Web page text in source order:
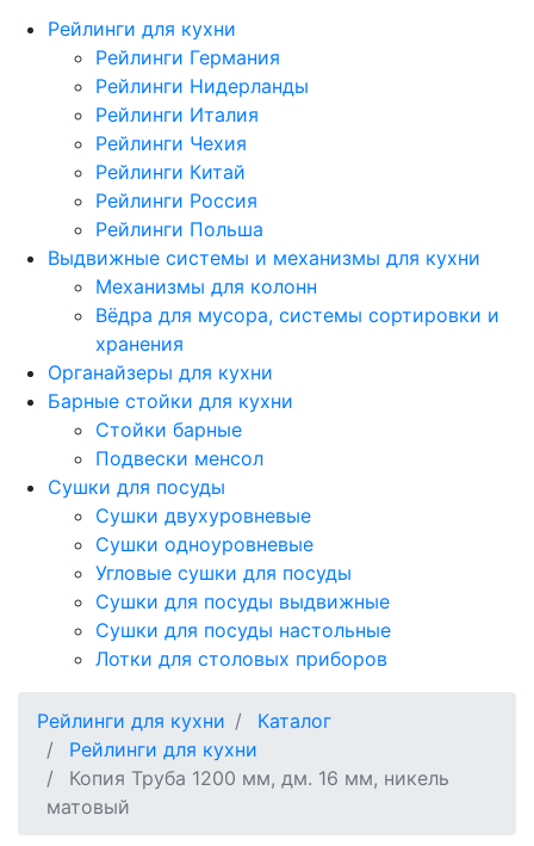
Рейлинги для кухни
Рейлинги Германия
Рейлинги Нидерланды
Рейлинги Италия
Рейлинги Чехия
Рейлинги Китай
Рейлинги Россия
Рейлинги Польша
Выдвижные системы и механизмы для кухни
Механизмы для колонн
Вёдра для мусора, системы сортировки и
хранения
Органайзеры для кухни
Барные стойки для кухни
Стойки барные
Подвески менсол
Сушки для посуды
Сушки двухуровневые
Сушки одноуровневые
Угловые сушки для посуды
Сушки для посуды выдвижные
Сушки для посуды настольные
Лотки для столовых приборов
Рейлинги для кухни
Каталог
Рейлинги для кухни
Копия Труба 1200 мм, дм. 16 мм, никель
матовый